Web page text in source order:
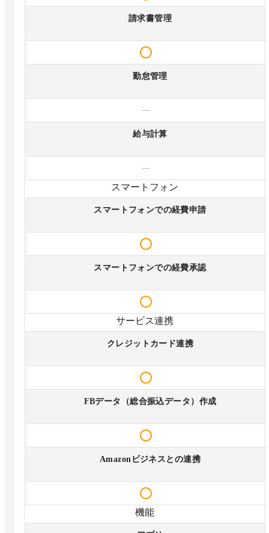
請求書管理
勤怠管理
—
給与計算
—
スマートフォン
スマートフォンでの経費申請
スマートフォンでの経費承認
サービス連携
クレジットカード連携
FBデータ（総合振込データ）作成
Amazonビジネスとの連携
機能